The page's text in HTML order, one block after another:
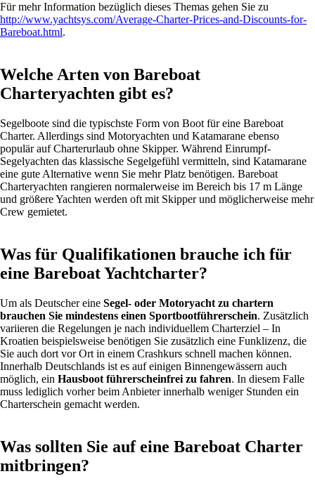
Für mehr Information bezüglich dieses Themas gehen Sie zu
http://www.yachtsys.com/Average-Charter-Prices-and-Discounts-for-
Bareboat.html.
Welche Arten von Bareboat
Charteryachten gibt es?
Segelboote sind die typischste Form von Boot für eine Bareboat
Charter. Allerdings sind Motoryachten und Katamarane ebenso
populär auf Charterurlaub ohne Skipper. Während Einrumpf-
Segelyachten das klassische Segelgefühl vermitteln, sind Katamarane
eine gute Alternative wenn Sie mehr Platz benötigen. Bareboat
Charteryachten rangieren normalerweise im Bereich bis 17 m Länge
und größere Yachten werden oft mit Skipper und möglicherweise mehr
Crew gemietet.
Was für Qualifikationen brauche ich für
eine Bareboat Yachtcharter?
Um als Deutscher eine Segel- oder Motoryacht zu chartern
brauchen Sie mindestens einen Sportbootführerschein. Zusätzlich
variieren die Regelungen je nach individuellem Charterziel – In
Kroatien beispielsweise benötigen Sie zusätzlich eine Funklizenz, die
Sie auch dort vor Ort in einem Crashkurs schnell machen können.
Innerhalb Deutschlands ist es auf einigen Binnengewässern auch
möglich, ein Hausboot führerscheinfrei zu fahren. In diesem Falle
muss lediglich vorher beim Anbieter innerhalb weniger Stunden ein
Charterschein gemacht werden.
Was sollten Sie auf eine Bareboat Charter
mitbringen?